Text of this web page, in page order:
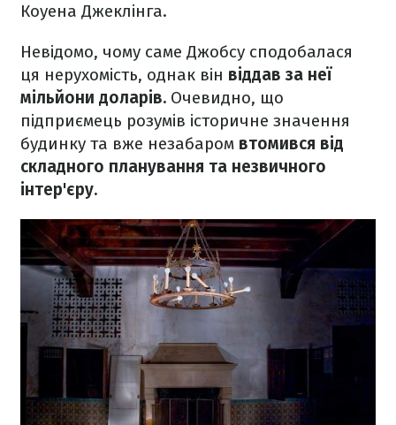
Коуена Джеклінга.
Невідомо, чому саме Джобсу сподобалася
ця нерухомість, однак він віддав за неї
мільйони доларів. Очевидно, що
підприємець розумів історичне значення
будинку та вже незабаром втомився від
складного планування та незвичного
інтер'єру.